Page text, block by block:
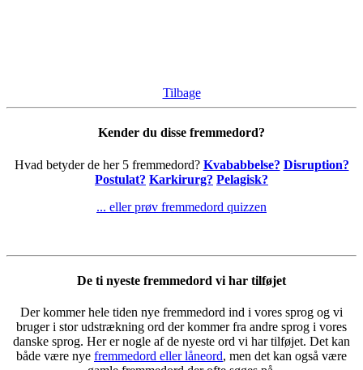
Tilbage
Kender du disse fremmedord?
Hvad betyder de her 5 fremmedord? Kvababbelse? Disruption?
Postulat? Karkirurg? Pelagisk?
... eller prøv fremmedord quizzen
De ti nyeste fremmedord vi har tilføjet
Der kommer hele tiden nye fremmedord ind i vores sprog og vi
bruger i stor udstrækning ord der kommer fra andre sprog i vores
danske sprog. Her er nogle af de nyeste ord vi har tilføjet. Det kan
både være nye fremmedord eller låneord, men det kan også være